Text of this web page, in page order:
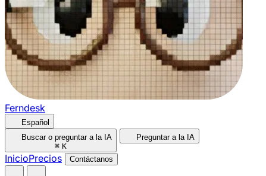
Ferndesk
Español
Buscar o preguntar a la IA
⌘ K
Preguntar a la IA
InicioPrecios Contáctanos